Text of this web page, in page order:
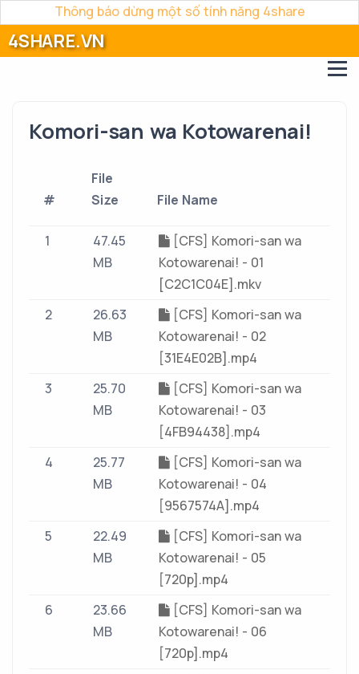
Thông báo dừng một số tính năng 4share
4SHARE.VN
Komori-san wa Kotowarenai!
#
File
Size
File Name
1
47.45
MB
[CFS] Komori-san wa
Kotowarenai! - 01
[C2C1C04E].mkv
2
26.63
MB
[CFS] Komori-san wa
Kotowarenai! - 02
[31E4E02B].mp4
3
25.70
MB
[CFS] Komori-san wa
Kotowarenai! - 03
[4FB94438].mp4
4
25.77
MB
[CFS] Komori-san wa
Kotowarenai! - 04
[9567574A].mp4
5
22.49
MB
[CFS] Komori-san wa
Kotowarenai! - 05
[720p].mp4
6
23.66
MB
[CFS] Komori-san wa
Kotowarenai! - 06
[720p].mp4